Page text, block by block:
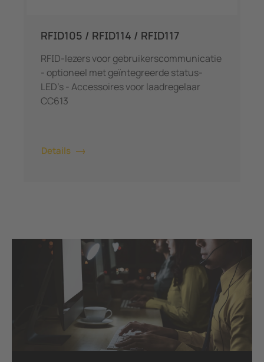
RFID105 / RFID114 / RFID117
RFID-lezers voor gebruikerscommunicatie
- optioneel met geïntegreerde status-
LED's - Accessoires voor laadregelaar
CC613
Details